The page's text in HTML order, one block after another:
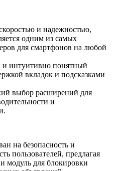
и надежностью,
одним из самых
для смартфонов на любой
интуитивно понятный
вкладок и подсказками
выбор расширений для
и
на безопасность и
пользователей, предлагая
модуль для блокировки